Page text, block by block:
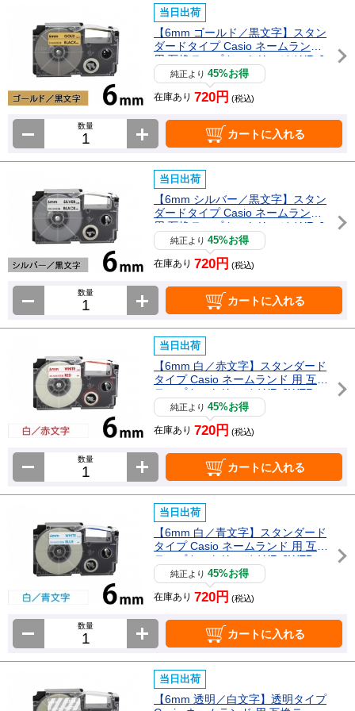
当日出荷
【6mm ゴールド／黒文字】スタン
ダードタイプ Casio ネームランド
用 互換テープカートリッジ / XR-6
GD純正より45%お得
在庫あり 720円 (税込)
数量
カートに入れる
当日出荷
【6mm シルバー／黒文字】スタン
ダードタイプ Casio ネームランド
用 互換テープカートリッジ / XR-6
純正より45%お得
在庫あり 720円 (税込)
数量
カートに入れる
当日出荷
【6mm 白／赤文字】スタンダード
タイプ Casio ネームランド 用 互換
テープカートリッジ / XR-6WER
純正より45%お得
在庫あり 720円 (税込)
数量
カートに入れる
当日出荷
【6mm 白／青文字】スタンダード
タイプ Casio ネームランド 用 互換
テープカートリッジ / XR-6WEB
純正より45%お得
在庫あり 720円 (税込)
数量
カートに入れる
当日出荷
【6mm 透明／白文字】透明タイプ